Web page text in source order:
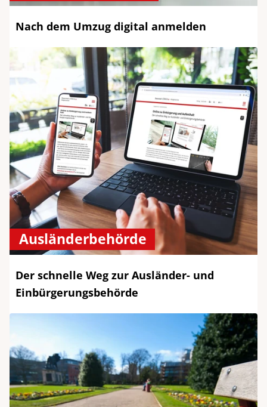
Nach dem Umzug digital anmelden
Ausländerbehörde
Der schnelle Weg zur Ausländer- und
Einbürgerungsbehörde